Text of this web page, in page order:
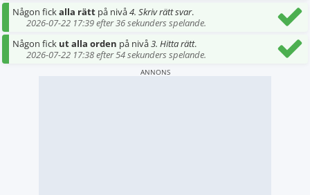
Någon fickalla rätt på nivå4. Skriv rätt svar.
2026-07-22 17:39 efter 36 sekunders spelande.
Någon fick ut alla orden på nivå3. Hitta rätt.
2026-07-22 17:38 efter 54 sekunders spelande.
ANNONS